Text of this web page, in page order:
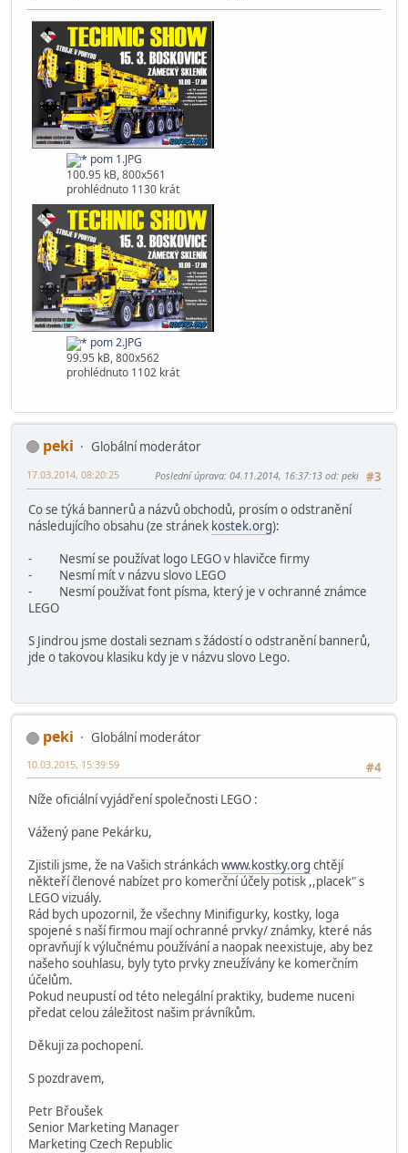
pom 1.JPG
100.95 kB, 800x561
prohlédnuto 1130 krát
pom 2.JPG
99.95 kB, 800x562
prohlédnuto 1102 krát
peki
Globální moderátor
#3
17.03.2014, 08:20:25 Poslední úprava: 04.11.2014, 16:37:13 od: peki
Co se týká bannerů a názvů obchodů, prosím o odstranění
následujícího obsahu (ze stránek kostek.org):
- Nesmí se používat logo LEGO v hlavičce firmy
- Nesmí mít v názvu slovo LEGO
- Nesmí používat font písma, který je v ochranné známce
LEGO
S Jindrou jsme dostali seznam s žádostí o odstranění bannerů,
jde o takovou klasiku kdy je v názvu slovo Lego.
peki
Globální moderátor
#4
10.03.2015, 15:39:59
Níže oficiální vyjádření společnosti LEGO :
Vážený pane Pekárku,
Zjistili jsme, že na Vašich stránkáchwww.kostky.org chtějí
někteří členové nabízet pro komerční účely potisk ,,placek" s
LEGO vizuály.
Rád bych upozornil, že všechny Minifigurky, kostky, loga
spojené s naší firmou mají ochranné prvky/ známky, které nás
opravňují k výlučnému používání a naopak neexistuje, aby bez
našeho souhlasu, byly tyto prvky zneužívány ke komerčním
účelům.
Pokud neupustí od této nelegální praktiky, budeme nuceni
předat celou záležitost našim právníkům.
Děkuji za pochopení.
S pozdravem,
Petr Břoušek
Senior Marketing Manager
Marketing Czech Republic